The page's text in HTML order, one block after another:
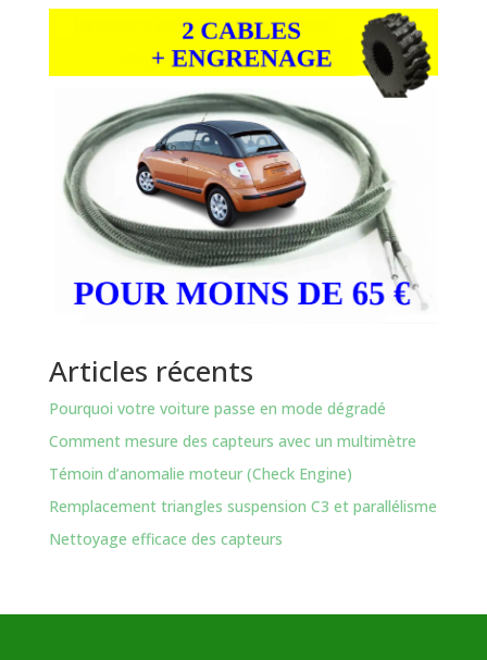
Articles récents
Pourquoi votre voiture passe en mode dégradé
Comment mesure des capteurs avec un multimètre
Témoin d’anomalie moteur (Check Engine)
Remplacement triangles suspension C3 et parallélisme
Nettoyage efficace des capteurs